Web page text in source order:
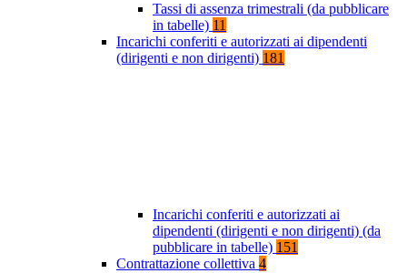
Tassi di assenza trimestrali (da pubblicare
in tabelle) 11
Incarichi conferiti e autorizzati ai dipendenti
(dirigenti e non dirigenti) 181
Incarichi conferiti e autorizzati ai
dipendenti (dirigenti e non dirigenti) (da
pubblicare in tabelle) 151
Contrattazione collettiva 4